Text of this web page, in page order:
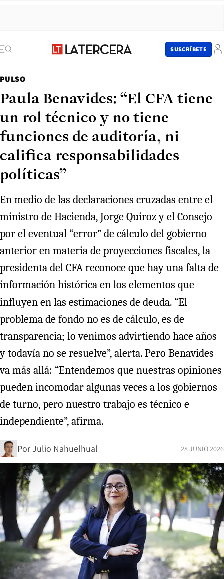
SUSCRÍBETE
PULSO
Paula Benavides: “El CFA tiene
un rol técnico y no tiene
funciones de auditoría, ni
califica responsabilidades
políticas”
En medio de las declaraciones cruzadas entre el
ministro de Hacienda, Jorge Quiroz y el Consejo
por el eventual “error” de cálculo del gobierno
anterior en materia de proyecciones fiscales, la
presidenta del CFA reconoce que hay una falta de
información histórica en los elementos que
influyen en las estimaciones de deuda. “El
problema de fondo no es de cálculo, es de
transparencia; lo venimos advirtiendo hace años
y todavía no se resuelve”, alerta. Pero Benavides
va más allá: “Entendemos que nuestras opiniones
pueden incomodar algunas veces a los gobiernos
de turno, pero nuestro trabajo es técnico e
independiente”, afirma.
PorJulio Nahuelhual 28 JUNIO 2026